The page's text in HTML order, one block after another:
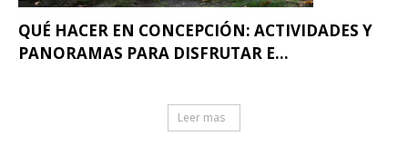
QUÉ HACER EN CONCEPCIÓN: ACTIVIDADES Y
PANORAMAS PARA DISFRUTAR E...
Leer mas